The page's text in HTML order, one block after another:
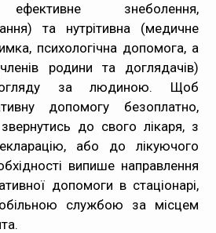
ефективне знеболення,
та нутрітивна (медичне
психологічна допомога, а
родини та доглядачів)
за людиною. Щоб
допомогу безоплатно,
звернутись до свого лікаря, з
або до лікуючого
випише направлення
допомоги в стаціонарі,
службою за місцем